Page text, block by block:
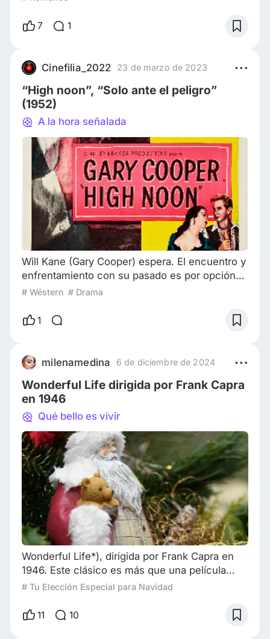
pictórico de "Solo el cielo lo sabe", creado por
fotografía, en un universo de puertas cerradas,
cargado de claroscuros, como cárcele
7 1
Cinefilia_2022 23 de marzo de 2023
“High noon”, “Solo ante el peligro”
(1952)
A la hora señalada
Will Kane (Gary Cooper) espera. El encuentro y
enfrentamiento con su pasado es por opción
personal, inminente. Una banda de criminales
es el objetivo. Años antes, los había enviado a
Cooper intentará buscar apoyo en la gente del
pueblo. “Solo ante el peligro” e
# Wéstern # Drama
1
milenamedina 6 de diciembre de 2024
Wonderful Life dirigida por Frank Capra
en 1946
Qué bello es vivir
Wonderful Life*), dirigida por Frank Capra en
1946. Este clásico es más que una película
navideña; es una obra que toca el alma con su
redención. Aquí tienes un análisis detallado:
# Tu Elección Especial para Navidad
11 10